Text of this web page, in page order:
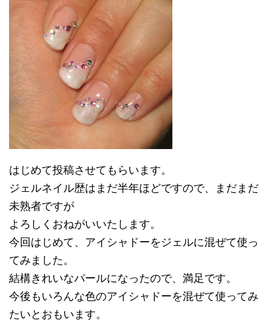
はじめて投稿させてもらいます。
ジェルネイル歴はまだ半年ほどですので、まだまだ
未熟者ですが
よろしくおねがいいたします。
今回はじめて、アイシャドーをジェルに混ぜて使っ
てみました。
結構きれいなパールになったので、満足です。
今後もいろんな色のアイシャドーを混ぜて使ってみ
たいとおもいます。